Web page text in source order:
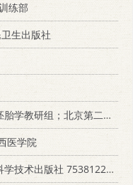
练部
生出版社
；北京第二医学院组织学教研组
医学院
技术出版社 7538122508